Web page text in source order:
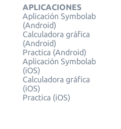
APLICACIONES
Aplicación Symbolab
(Android)
Calculadora gráfica
(Android)
Practica (Android)
Aplicación Symbolab
(iOS)
Calculadora gráfica
(iOS)
Practica (iOS)